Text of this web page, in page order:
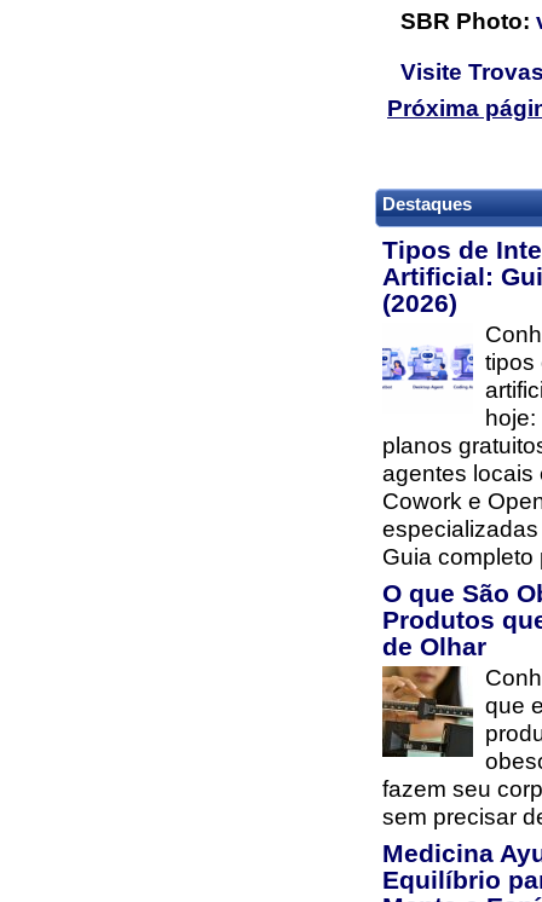
SBR Photo:
Visite
Próxima
Destaques
Tipos de
Artificial:
(2026)
tipos
hoje:
planos
agentes locais
Cowork e
Guia completo
O que São
Produtos
de Olhar
que
fazem seu
sem precisar
Medicina
Equilíbrio